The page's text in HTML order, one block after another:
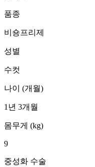
품종
비숑프리제
성별
수컷
나이 (개월)
1년 3개월
몸무게 (kg)
9
중성화 수술